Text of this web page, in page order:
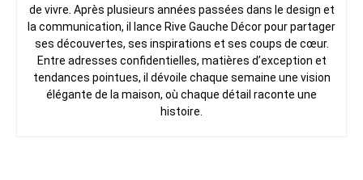
de vivre. Après plusieurs années passées dans le design et
la communication, il lance Rive Gauche Décor pour partager
ses découvertes, ses inspirations et ses coups de cœur.
Entre adresses confidentielles, matières d’exception et
tendances pointues, il dévoile chaque semaine une vision
élégante de la maison, où chaque détail raconte une
histoire.